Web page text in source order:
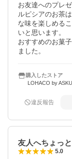
お友達へのプレ
ルピシアのお茶
な味を楽しめる
いと思います。
おすすめのお菓
ました。
購入したストア
LOHACO by
違反報告
友人へちょっ
5.0